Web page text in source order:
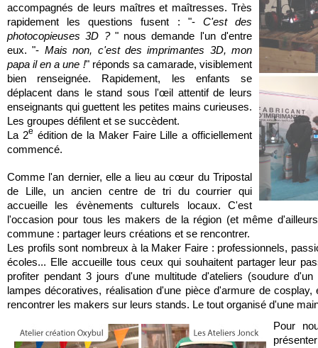
accompagnés de leurs maîtres et maîtresses. Très
rapidement les questions fusent : "- C'est des
photocopieuses 3D ? " nous demande l'un d'entre
eux. "- Mais non, c'est des imprimantes 3D, mon
papa il en a une !" réponds sa camarade, visiblement
bien renseignée. Rapidement, les enfants se
déplacent dans le stand sous l'œil attentif de leurs
enseignants qui guettent les petites mains curieuses.
Les groupes défilent et se succèdent.
La 2e édition de la Maker Faire Lille a officiellement
commencé.
Comme l'an dernier, elle a lieu au cœur du Tripostal
de Lille, un ancien centre de tri du courrier qui
accueille les évènements culturels locaux. C'est
l'occasion pour tous les makers de la région (et même
commune : partager leurs créations et se rencontrer.
Les profils sont nombreux à la Maker Faire : professionnels,
écoles... Elle accueille tous ceux qui souhaitent partager leur
profiter pendant 3 jours d'une multitude d'ateliers (soudure
lampes décoratives, réalisation d'une pièce d'armure de
rencontrer les makers sur leurs stands. Le tout organisé d'une
Pour